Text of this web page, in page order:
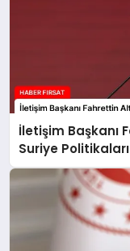
İletişim Başkanı
Suriye